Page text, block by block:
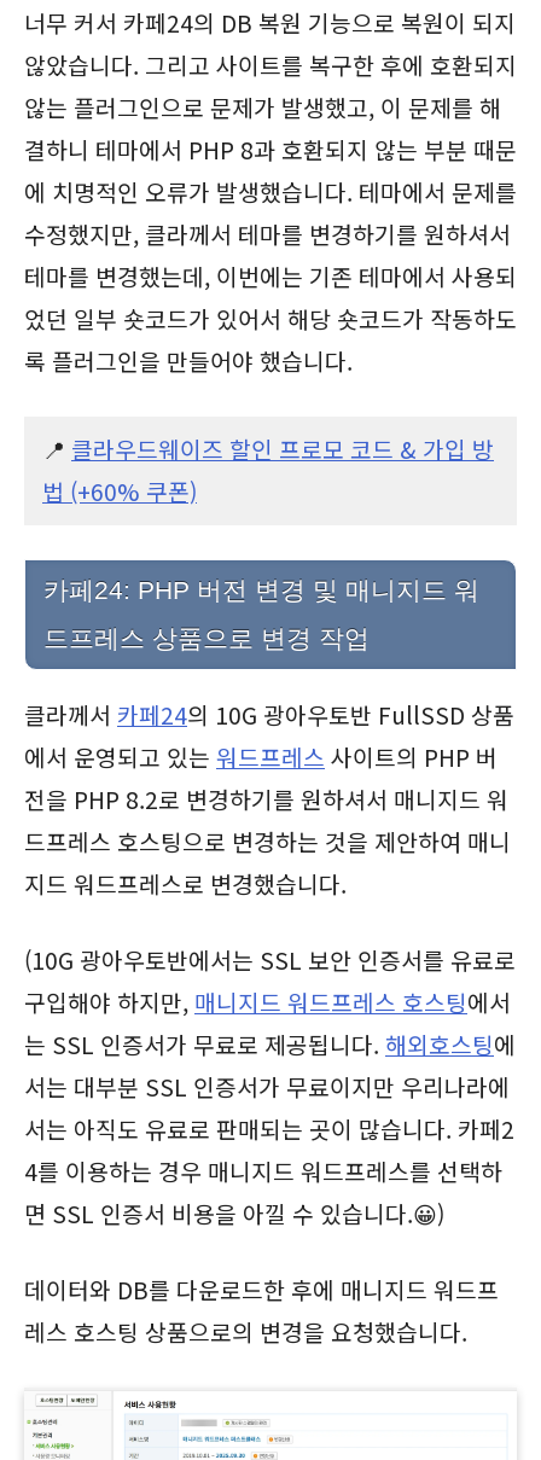
너무 커서 카페24의 DB 복원 기능으로 복원이 되지
않았습니다. 그리고 사이트를 복구한 후에 호환되지
않는 플러그인으로 문제가 발생했고, 이 문제를 해
결하니 테마에서 PHP 8과 호환되지 않는 부분 때문
에 치명적인 오류가 발생했습니다. 테마에서 문제를
수정했지만, 클라께서 테마를 변경하기를 원하셔서
테마를 변경했는데, 이번에는 기존 테마에서 사용되
었던 일부 숏코드가 있어서 해당 숏코드가 작동하도
록 플러그인을 만들어야 했습니다.
📍 클라우드웨이즈 할인 프로모 코드 & 가입 방
법 (+60% 쿠폰)
카페24: PHP 버전 변경 및 매니지드 워
드프레스 상품으로 변경 작업
클라께서 카페24의 10G 광아우토반 FullSSD 상품
에서 운영되고 있는 워드프레스 사이트의 PHP 버
전을 PHP 8.2로 변경하기를 원하셔서 매니지드 워
드프레스 호스팅으로 변경하는 것을 제안하여 매니
지드 워드프레스로 변경했습니다.
(10G 광아우토반에서는 SSL 보안 인증서를 유료로
구입해야 하지만, 매니지드 워드프레스 호스팅에서
는 SSL 인증서가 무료로 제공됩니다. 해외호스팅에
서는 대부분 SSL 인증서가 무료이지만 우리나라에
서는 아직도 유료로 판매되는 곳이 많습니다. 카페2
4를 이용하는 경우 매니지드 워드프레스를 선택하
면 SSL 인증서 비용을 아낄 수 있습니다.😀)
데이터와 DB를 다운로드한 후에 매니지드 워드프
레스 호스팅 상품으로의 변경을 요청했습니다.